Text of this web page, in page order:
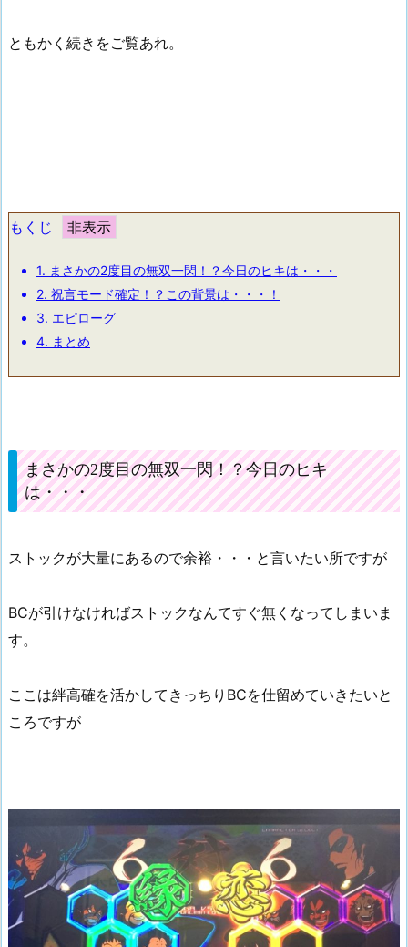
ともかく続きをご覧あれ。
もくじ
1. まさかの2度目の無双一閃！？今日のヒキは・・・
2. 祝言モード確定！？この背景は・・・！
3. エピローグ
4. まとめ
まさかの2度目の無双一閃！？今日のヒキ
は・・・
ストックが大量にあるので余裕・・・と言いたい所ですが
BCが引けなければストックなんてすぐ無くなってしまいま
す。
ここは絆高確を活かしてきっちりBCを仕留めていきたいと
ころですが